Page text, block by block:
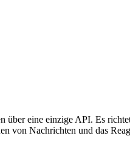
eine einzige API. Es
von Nachrichten und das